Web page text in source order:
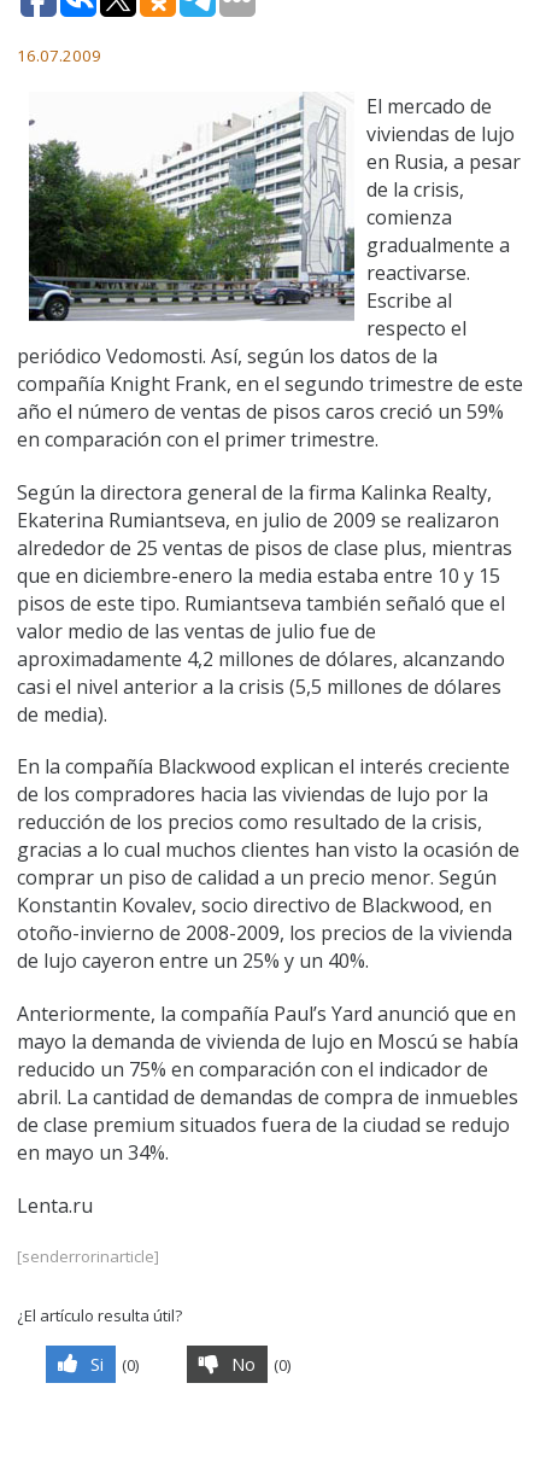
16.07.2009
El mercado de
viviendas de lujo
en Rusia, a pesar
de la crisis,
comienza
gradualmente a
reactivarse.
Escribe al
respecto el
periódico Vedomosti. Así, según los datos de la
compañía Knight Frank, en el segundo trimestre de este
año el número de ventas de pisos caros creció un 59%
en comparación con el primer trimestre.
Según la directora general de la firma Kalinka Realty,
Ekaterina Rumiantseva, en julio de 2009 se realizaron
alrededor de 25 ventas de pisos de clase plus, mientras
que en diciembre-enero la media estaba entre 10 y 15
pisos de este tipo. Rumiantseva también señaló que el
valor medio de las ventas de julio fue de
aproximadamente 4,2 millones de dólares, alcanzando
casi el nivel anterior a la crisis (5,5 millones de dólares
de media).
En la compañía Blackwood explican el interés creciente
de los compradores hacia las viviendas de lujo por la
reducción de los precios como resultado de la crisis,
gracias a lo cual muchos clientes han visto la ocasión de
comprar un piso de calidad a un precio menor. Según
Konstantin Kovalev, socio directivo de Blackwood, en
otoño-invierno de 2008-2009, los precios de la vivienda
de lujo cayeron entre un 25% y un 40%.
Anteriormente, la compañía Paul’s Yard anunció que en
mayo la demanda de vivienda de lujo en Moscú se había
reducido un 75% en comparación con el indicador de
abril. La cantidad de demandas de compra de inmuebles
de clase premium situados fuera de la ciudad se redujo
en mayo un 34%.
Lenta.ru
[senderrorinarticle]
¿El artículo resulta útil?
Si (0) No (0)